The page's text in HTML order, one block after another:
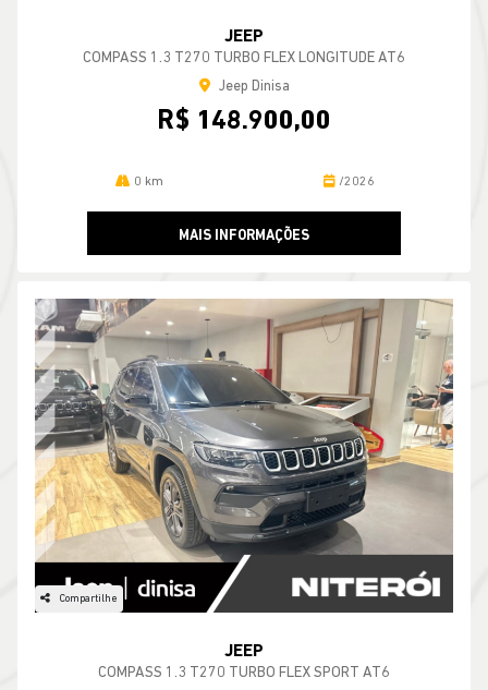
JEEP
COMPASS 1.3 T270 TURBO FLEX LONGITUDE AT6
Jeep Dinisa
R$ 148.900,00
0 km /2026
MAIS INFORMAÇÕES
Compartilhe
JEEP
COMPASS 1.3 T270 TURBO FLEX SPORT AT6